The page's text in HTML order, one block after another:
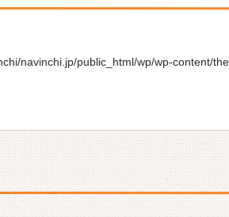
navinchi.jp/public_html/wp/wp-content/